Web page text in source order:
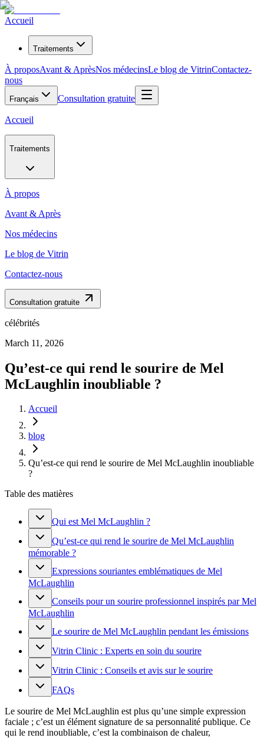
Accueil
Traitements
À proposAvant & AprèsNos médecinsLe blog de VitrinContactez-
nous
Français Consultation gratuite
Accueil
Traitements
À propos
Avant & Après
Nos médecins
Le blog de Vitrin
Contactez-nous
Consultation gratuite
célébrités
March 11, 2026
Qu’est-ce qui rend le sourire de Mel
McLaughlin inoubliable ?
Accueil
blog
Qu’est-ce qui rend le sourire de Mel McLaughlin inoubliable
?
Table des matières
Qui est Mel McLaughlin ?
Qu’est-ce qui rend le sourire de Mel McLaughlin
mémorable ?
Expressions souriantes emblématiques de Mel
McLaughlin
Conseils pour un sourire professionnel inspirés par Mel
McLaughlin
Le sourire de Mel McLaughlin pendant les émissions
Vitrin Clinic : Experts en soin du sourire
Vitrin Clinic : Conseils et avis sur le sourire
FAQs
Le sourire de Mel McLaughlin est plus qu’une simple expression
faciale ; c’est un élément signature de sa personnalité publique. Ce
qui le rend inoubliable, c’est la combinaison de chaleur,